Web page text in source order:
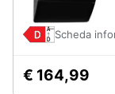
Scheda
€ 164,99